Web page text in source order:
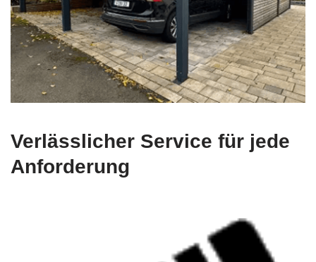
Verlässlicher Service für jede
Anforderung